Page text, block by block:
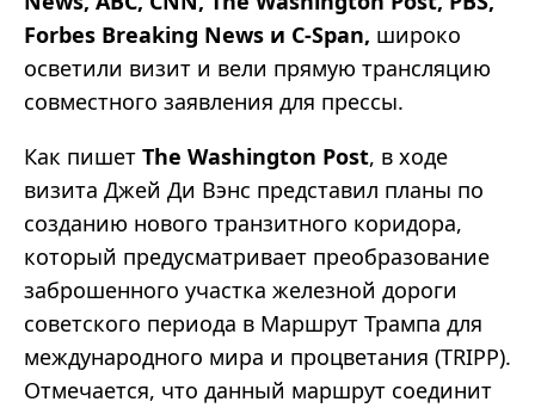
Forbes Breaking News и C-Span, широко
осветили визит и вели прямую трансляцию
совместного заявления для прессы.
Как пишет The Washington Post, в ходе
визита Джей Ди Вэнс представил планы по
созданию нового транзитного коридора,
который предусматривает преобразование
заброшенного участка железной дороги
советского периода в Маршрут Трампа для
международного мира и процветания (TRIPP).
Отмечается, что данный маршрут соединит